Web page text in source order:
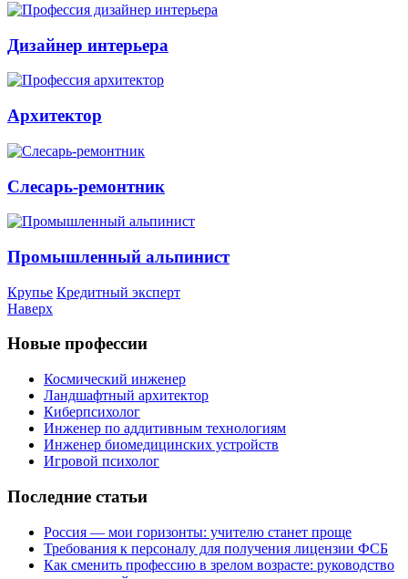
Дизайнер интерьера
Архитектор
Слесарь-ремонтник
Промышленный альпинист
Крупье Кредитный эксперт
Наверх
Новые профессии
Космический инженер
Ландшафтный архитектор
Киберпсихолог
Инженер по аддитивным технологиям
Инженер биомедицинских устройств
Игровой психолог
Последние статьи
Россия — мои горизонты: учителю станет проще
Требования к персоналу для получения лицензии ФСБ
Как сменить профессию в зрелом возрасте: руководство